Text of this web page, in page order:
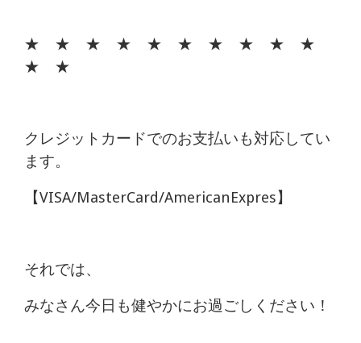
★ ★ ★ ★ ★ ★ ★ ★ ★ ★
★ ★
クレジットカードでのお支払いも対応してい
ます。
【VISA/MasterCard/AmericanExpres】
それでは、
みなさん今日も健やかにお過ごしください！